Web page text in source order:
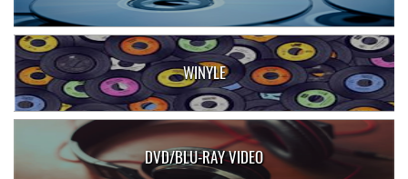
WINYLE
DVD/BLU-RAY VIDEO